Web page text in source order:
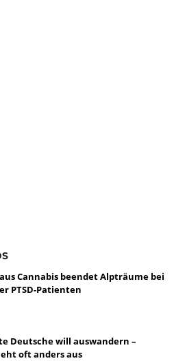
Cannabis beendet Alpträume bei
PTSD-Patienten
Deutsche will auswandern –
oft anders aus